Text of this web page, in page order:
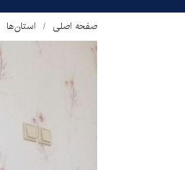
صفحه اصلی استان‌ها